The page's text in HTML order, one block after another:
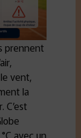
prennent
vent,
la
C’est
avec un